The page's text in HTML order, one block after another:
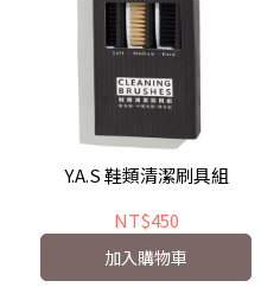
Y.A.S 鞋類清潔刷具組
NT$450
加入購物車